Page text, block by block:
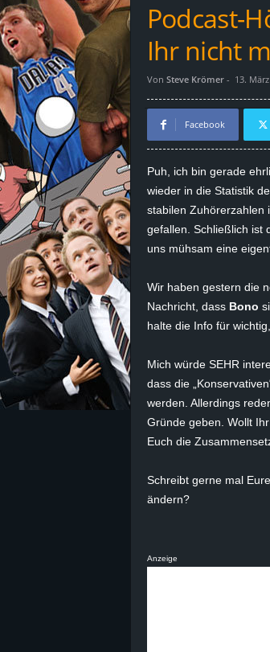
E
i
n
s
g
e
z
e
c
n
t
Podcast-
Ihr nicht
Von Steve Krömer- 13.
Facebook
Puh, ich bin gerade
wieder in die Statistik
stabilen Zuhörerzahlen
gefallen. Schließlich ist
uns mühsam eine
Wir haben gestern die
Nachricht, dass Bono
halte die Info für
Mich würde SEHR
dass die
werden. Allerdings
Gründe geben. Wollt
Euch die
Schreibt gerne mal
ändern?
Anzeige